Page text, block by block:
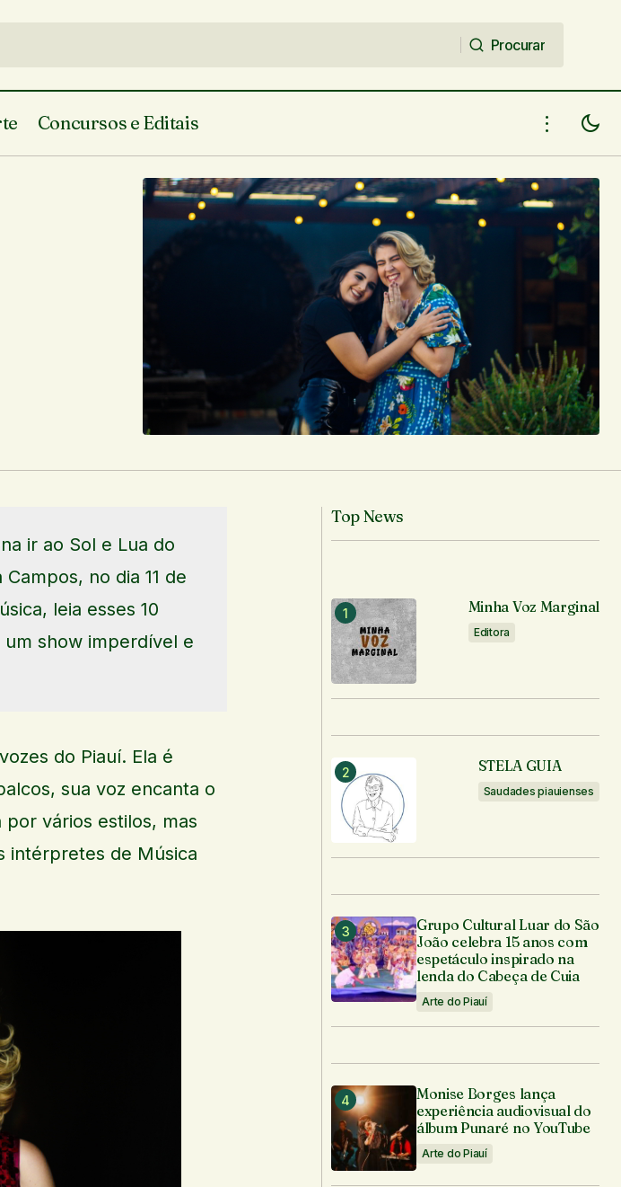
Procurar
Concursos e Editais
para não perder o Sol e Lua do Piauí – 11
– Palácio da Música
Exposições Conexões - Teresina -
07/08/18
ir ao Sol e Lua do
no dia 11 de
leia esses 10
show imperdível e
do Piauí. Ela é
sua voz encanta o
vários estilos, mas
intérpretes de Música
Top News
Minha Voz Marginal
Editora
STELA GUIA
Saudades piauienses
Grupo Cultural Luar do São
João celebra 15 anos com
espetáculo inspirado na
lenda do Cabeça de Cuia
Arte do Piauí
Monise Borges lança
experiência audiovisual do
álbum Punaré no YouTube
Arte do Piauí